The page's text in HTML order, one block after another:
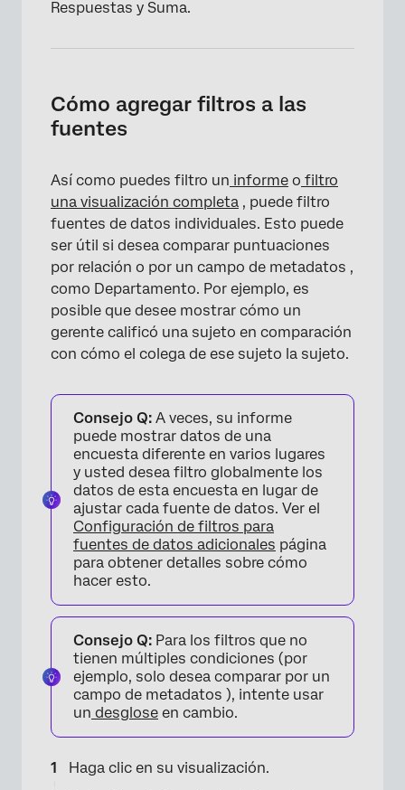
×
Respuestas y Suma.
Cómo agregar filtros a las
fuentes
Así como puedes filtro un informe o filtro
una visualización completa , puede filtro
fuentes de datos individuales. Esto puede
ser útil si desea comparar puntuaciones
por relación o por un campo de metadatos ,
como Departamento. Por ejemplo, es
posible que desee mostrar cómo un
gerente calificó una sujeto en comparación
con cómo el colega de ese sujeto la sujeto.
Consejo Q: A veces, su informe
puede mostrar datos de una
encuesta diferente en varios lugares
y usted desea filtro globalmente los
datos de esta encuesta en lugar de
ajustar cada fuente de datos. Ver el
Configuración de filtros para
fuentes de datos adicionales página
para obtener detalles sobre cómo
hacer esto.
Consejo Q: Para los filtros que no
tienen múltiples condiciones (por
ejemplo, solo desea comparar por un
campo de metadatos ), intente usar
un desglose en cambio.
Haga clic en su visualización.